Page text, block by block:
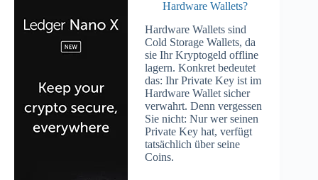
Hardware Wallets?
Hardware Wallets sind
Cold Storage Wallets, da
sie Ihr Kryptogeld offline
lagern. Konkret bedeutet
das: Ihr Private Key ist im
Hardware Wallet sicher
verwahrt. Denn vergessen
Sie nicht: Nur wer seinen
Private Key hat, verfügt
tatsächlich über seine
Coins.